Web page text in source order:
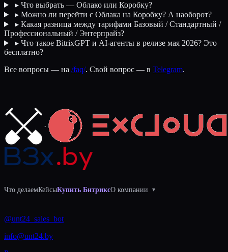
▸ Что выбрать — Облако или Коробку?
▸ Можно ли перейти с Облака на Коробку? А наоборот?
▸ Какая разница между тарифами Базовый / Стандартный /
Профессиональный / Энтерпрайз?
▸ Что такое BitrixGPT и AI-агенты в релизе мая 2026? Это
бесплатно?
Все вопросы — на /faq/. Свой вопрос — в Telegram.
·
Что делаемКейсыКупить БитриксО компании ▾
@unt24_sales_bot
info@unt24.by